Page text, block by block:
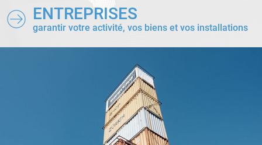
ENTREPRISES
garantir votre activité, vos biens et vos installations